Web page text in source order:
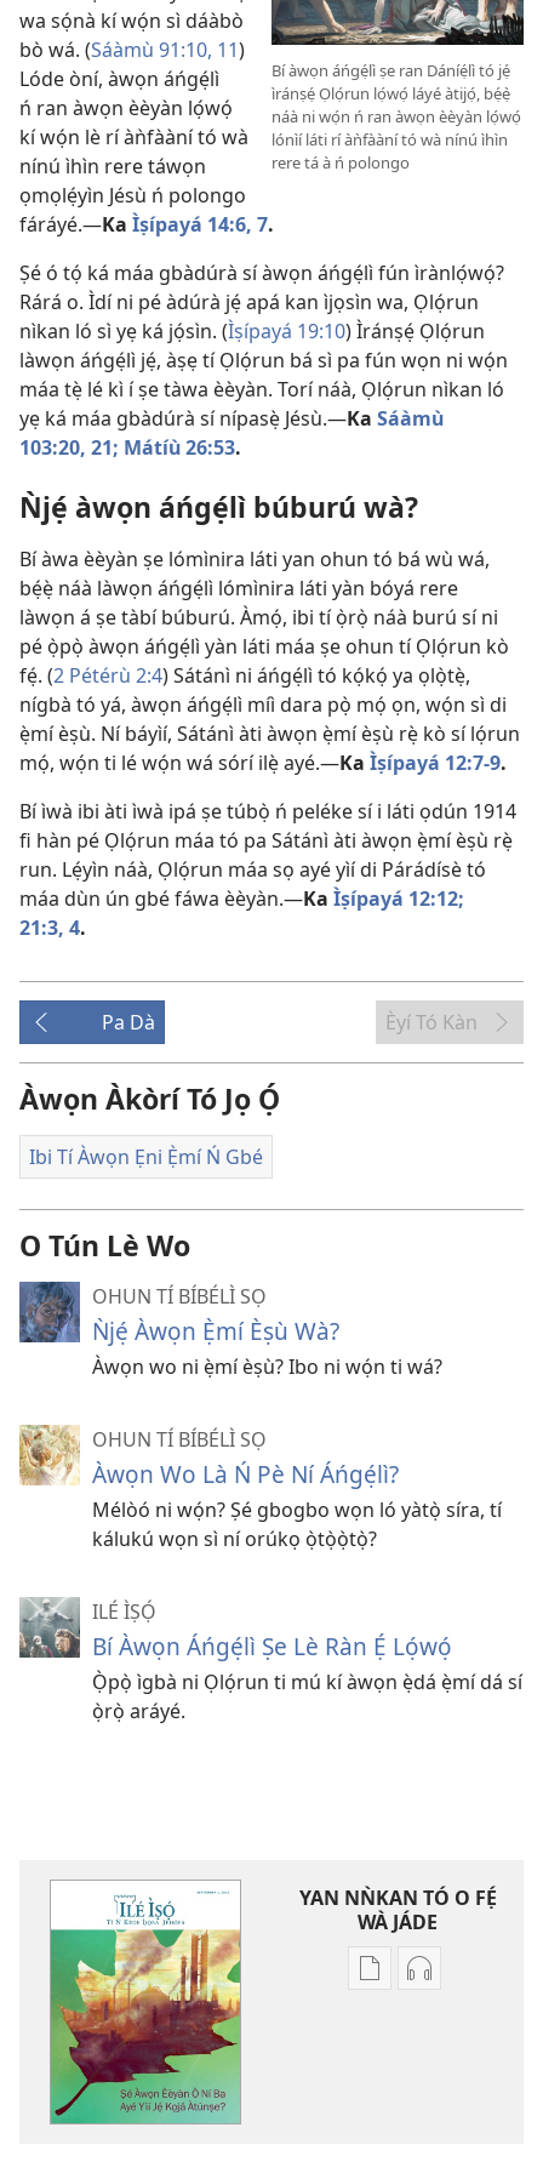
Bí àwọn áńgẹ́lì ṣe ran Dáníẹ́lì tó jẹ́
ìránṣẹ́ Ọlọ́run lọ́wọ́ láyé àtijọ́, bẹ́ẹ̀
náà ni wọ́n ń ran àwọn èèyàn lọ́wọ́
lónìí láti rí àǹfààní tó wà nínú ìhìn
rere tá à ń polongo
wa sọ́nà kí wọ́n sì dáàbò
bò wá. (Sáàmù 91:10, 11)
Lóde òní, àwọn áńgẹ́lì
ń ran àwọn èèyàn lọ́wọ́
kí wọ́n lè rí àǹfààní tó wà
nínú ìhìn rere táwọn
ọmọlẹ́yìn Jésù ń polongo
fáráyé.—Ka Ìṣípayá 14:6, 7.
Ṣé ó tọ́ ká máa gbàdúrà sí àwọn áńgẹ́lì fún ìrànlọ́wọ́?
Rárá o. Ìdí ni pé àdúrà jẹ́ apá kan ìjọsìn wa, Ọlọ́run
nìkan ló sì yẹ ká jọ́sìn. (Ìṣípayá 19:10) Ìránṣẹ́ Ọlọ́run
làwọn áńgẹ́lì jẹ́, àṣẹ tí Ọlọ́run bá sì pa fún wọn ni wọ́n
máa tẹ̀ lé kì í ṣe tàwa èèyàn. Torí náà, Ọlọ́run nìkan ló
yẹ ká máa gbàdúrà sí nípasẹ̀ Jésù.—Ka Sáàmù
103:20, 21; Mátíù 26:53.
Ǹjẹ́ àwọn áńgẹ́lì búburú wà?
Bí àwa èèyàn ṣe lómìnira láti yan ohun tó bá wù wá,
bẹ́ẹ̀ náà làwọn áńgẹ́lì lómìnira láti yàn bóyá rere
làwọn á ṣe tàbí búburú. Àmọ́, ibi tí ọ̀rọ̀ náà burú sí ni
pé ọ̀pọ̀ àwọn áńgẹ́lì yàn láti máa ṣe ohun tí Ọlọ́run kò
fẹ́. (2 Pétérù 2:4) Sátánì ni áńgẹ́lì tó kọ́kọ́ ya ọlọ̀tẹ̀,
nígbà tó yá, àwọn áńgẹ́lì míì dara pọ̀ mọ́ ọn, wọ́n sì di
ẹ̀mí èṣù. Ní báyìí, Sátánì àti àwọn ẹ̀mí èṣù rẹ̀ kò sí lọ́run
mọ́, wọ́n ti lé wọ́n wá sórí ilẹ̀ ayé.—Ka Ìṣípayá 12:7-9.
Bí ìwà ibi àti ìwà ipá ṣe túbọ̀ ń peléke sí i láti ọdún 1914
fi hàn pé Ọlọ́run máa tó pa Sátánì àti àwọn ẹ̀mí èṣù rẹ̀
run. Lẹ́yìn náà, Ọlọ́run máa sọ ayé yìí di Párádísè tó
máa dùn ún gbé fáwa èèyàn.—Ka Ìṣípayá 12:12;
21:3, 4.
Pa Dà Èyí Tó Kàn
Àwọn Àkòrí Tó Jọ Ọ́
Ibi Tí Àwọn Ẹni Ẹ̀mí Ń Gbé
O Tún Lè Wo
OHUN TÍ BÍBÉLÌ SỌ
Ǹjẹ́ Àwọn Ẹ̀mí Èṣù Wà?
Àwọn wo ni ẹ̀mí èṣù? Ibo ni wọ́n ti wá?
OHUN TÍ BÍBÉLÌ SỌ
Àwọn Wo Là Ń Pè Ní Áńgẹ́lì?
Mélòó ni wọ́n? Ṣé gbogbo wọn ló yàtọ̀ síra, tí
kálukú wọn sì ní orúkọ ọ̀tọ̀ọ̀tọ̀?
ILÉ ÌṢỌ́
Bí Àwọn Áńgẹ́lì Ṣe Lè Ràn Ẹ́ Lọ́wọ́
Ọ̀pọ̀ ìgbà ni Ọlọ́run ti mú kí àwọn ẹ̀dá ẹ̀mí dá sí
ọ̀rọ̀ aráyé.
YAN NǸKAN TÓ O FẸ́
WÀ JÁDE
Bó
Bó